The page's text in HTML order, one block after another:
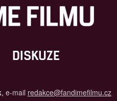
DISKUZE
, e-mail redakce@fandimefilmu.cz